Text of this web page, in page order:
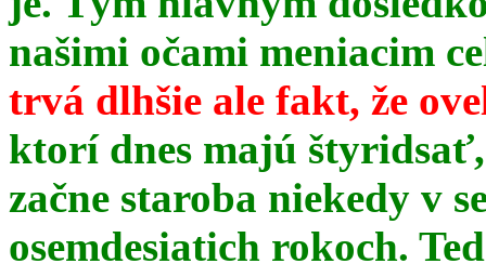
našimi očami meniacim
trvá dlhšie ale fakt, že
ktorí dnes majú
začne staroba niekedy v
osemdesiatich rokoch.